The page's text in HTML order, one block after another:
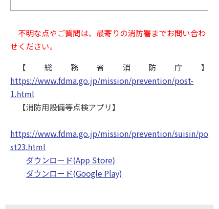
不明な点やご質問は、最寄りの消防署までお問い合わ
せください。
【総務省消防庁】
https://www.fdma.go.jp/mission/prevention/post-
1.html
【消防用設備等点検アプリ】
https://www.fdma.go.jp/mission/prevention/suisin/po
st23.html
ダウンロード(App Store)
ダウンロード(Google Play)